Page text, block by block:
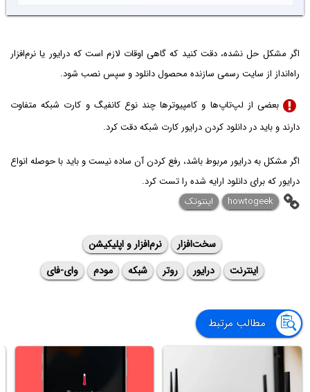
اگر مشکل حل نشده، دقت کنید که گاهی اوقات لازم است که درایور یا نرم‌افزار
راه‌انداز از سایت رسمی سازنده محصول دانلود و سپس نصب شود.
بعضی از لپ‌تاپ‌ها و کامپیوترها چند نوع کانفیگ و کارت شبکه متفاوت
دارند و باید در دانلود کردن درایور کارت شبکه دقت کرد.
اگر مشکل به درایور مربوط باشد، رفع کردن آن ساده نیست و باید با حوصله انواع
درایور که برای دانلود ارایه شده را تست کرد.
howtogeek
اینتوتک
سخت‌افزار
نرم‌افزار و اپلیکیشن
اینترنت
درایور روتر شبکه مودم وای-فای
مطالب مرتبط